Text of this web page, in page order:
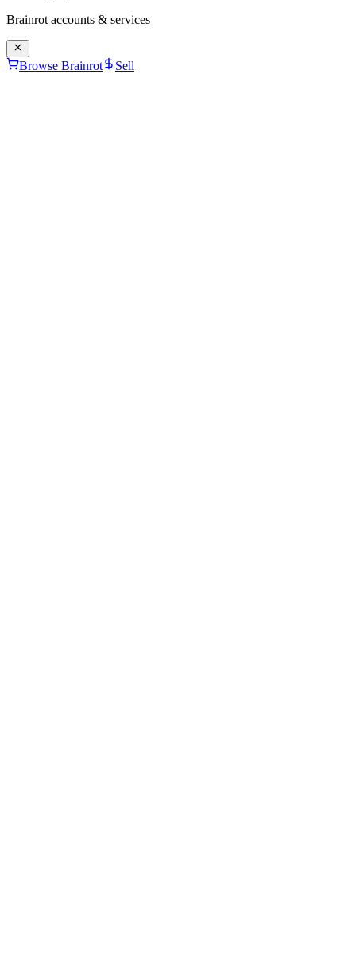
Brainrot accounts & services
Browse Brainrot Sell